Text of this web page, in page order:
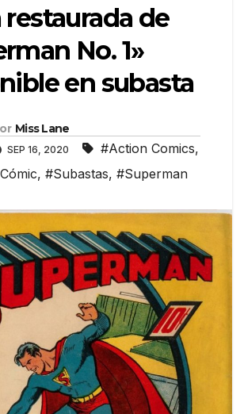
restaurada de
No. 1»
en subasta
Miss Lane
SEP 16, 2020 #Action Comics,
, #Subastas, #Superman